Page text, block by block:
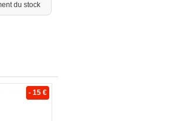
du stock
- 15 €